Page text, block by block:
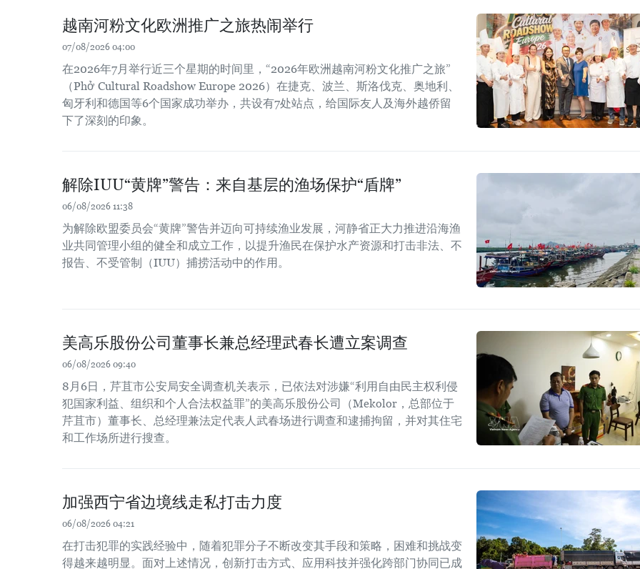
越南河粉文化欧洲推广之旅热闹举行
07/08/2026 04:00
在2026年7月举行近三个星期的时间里，“2026年欧洲越南河粉文化推广之旅”
（Phở Cultural Roadshow Europe 2026）在捷克、波兰、斯洛伐克、奥地利、
匈牙利和德国等6个国家成功举办，共设有7处站点，给国际友人及海外越侨留
下了深刻的印象。
解除IUU“黄牌”警告：来自基层的渔场保护“盾牌”
06/08/2026 11:38
为解除欧盟委员会“黄牌”警告并迈向可持续渔业发展，河静省正大力推进沿海渔
业共同管理小组的健全和成立工作，以提升渔民在保护水产资源和打击非法、不
报告、不受管制（IUU）捕捞活动中的作用。
美高乐股份公司董事长兼总经理武春长遭立案调查
06/08/2026 09:40
8月6日，芹苴市公安局安全调查机关表示，已依法对涉嫌“利用自由民主权利侵
犯国家利益、组织和个人合法权益罪”的美高乐股份公司（Mekolor，总部位于
芹苴市）董事长、总经理兼法定代表人武春场进行调查和逮捕拘留，并对其住宅
和工作场所进行搜查。
加强西宁省边境线走私打击力度
06/08/2026 04:21
在打击犯罪的实践经验中，随着犯罪分子不断改变其手段和策略，困难和挑战变
得越来越明显。面对上述情况，创新打击方式、应用科技并强化跨部门协同已成